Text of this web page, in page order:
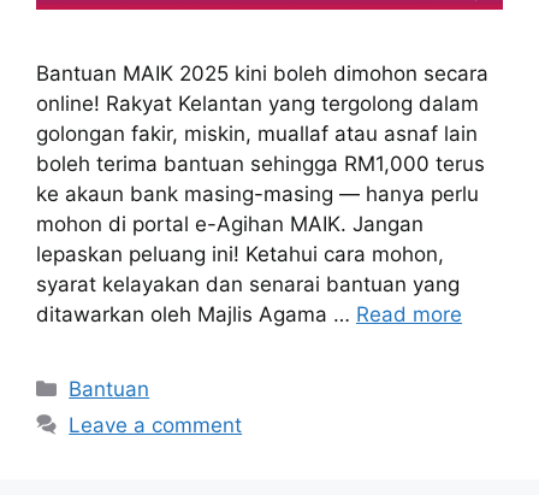
Bantuan MAIK 2025 kini boleh dimohon secara
online! Rakyat Kelantan yang tergolong dalam
golongan fakir, miskin, muallaf atau asnaf lain
boleh terima bantuan sehingga RM1,000 terus
ke akaun bank masing-masing — hanya perlu
mohon di portal e-Agihan MAIK. Jangan
lepaskan peluang ini! Ketahui cara mohon,
syarat kelayakan dan senarai bantuan yang
ditawarkan oleh Majlis Agama … Read more
Categories
Bantuan
Leave a comment